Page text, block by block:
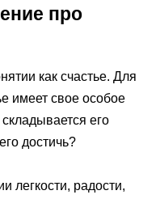
про
как счастье. Для
имеет свое особое
его
достичь?
легкости, радости,